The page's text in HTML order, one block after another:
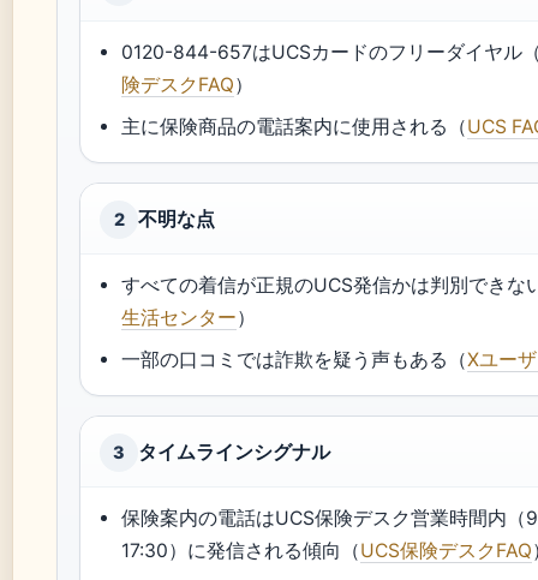
0120-844-657はUCSカードのフリーダイヤル
険デスクFAQ）
主に保険商品の電話案内に使用される（UCS
2 不明な点
すべての着信が正規のUCS発信かは判別できな
生活センター）
一部の口コミでは詐欺を疑う声もある（Xユー
3 タイムラインシグナル
保険案内の電話はUCS保険デスク営業時間内（
17:30）に発信される傾向（UCS保険デスクFAQ